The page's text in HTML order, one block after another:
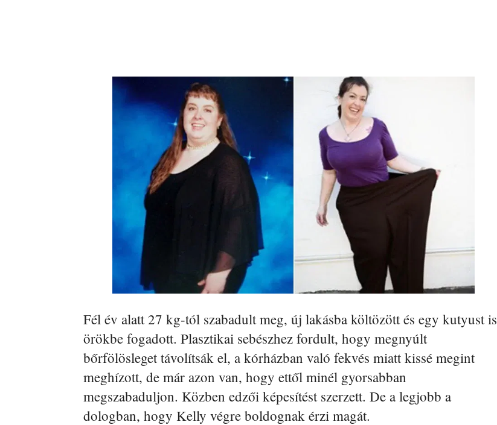
Fél év alatt 27 kg-tól szabadult meg, új lakásba költözött és egy kutyust is
örökbe fogadott. Plasztikai sebészhez fordult, hogy megnyúlt
bőrfölösleget távolítsák el, a kórházban való fekvés miatt kissé megint
meghízott, de már azon van, hogy ettől minél gyorsabban
megszabaduljon. Közben edzői képesítést szerzett. De a legjobb a
dologban, hogy Kelly végre boldognak érzi magát.